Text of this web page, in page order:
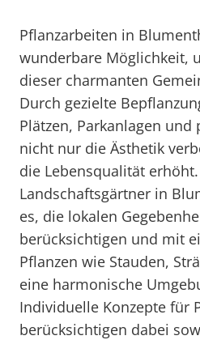
Pflanzarbeiten in
wunderbare Möglichkeit,
dieser charmanten
Durch gezielte
Plätzen, Parkanlagen
nicht nur die Ästhetik
die Lebensqualität
Landschaftsgärtner in
es, die lokalen
berücksichtigen und mit
Pflanzen wie Stauden,
eine harmonische
Individuelle Konzepte für
berücksichtigen dabei